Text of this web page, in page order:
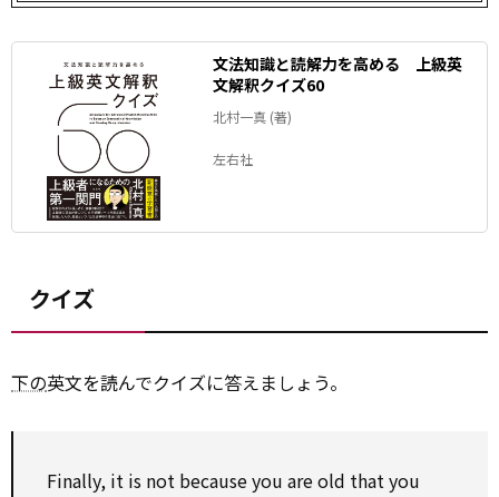
文法知識と読解力を高める 上級英
文解釈クイズ60
北村一真 (著)
左右社
クイズ
下の英文を読んでクイズに答えましょう。
Finally, it is not because you are old that you